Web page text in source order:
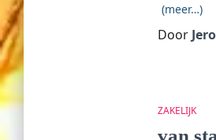
(meer…)
Door
ZAKELIJK
van